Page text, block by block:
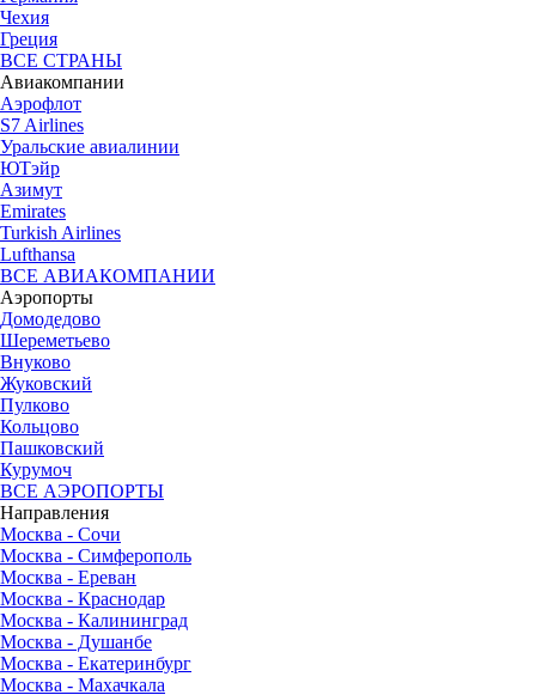
Чехия
Греция
ВСЕ СТРАНЫ
Авиакомпании
Аэрофлот
S7 Airlines
Уральские авиалинии
ЮТэйр
Азимут
Emirates
Turkish Airlines
Lufthansa
ВСЕ АВИАКОМПАНИИ
Аэропорты
Домодедово
Шереметьево
Внуково
Жуковский
Пулково
Кольцово
Пашковский
Курумоч
ВСЕ АЭРОПОРТЫ
Направления
Москва - Сочи
Москва - Симферополь
Москва - Ереван
Москва - Краснодар
Москва - Калининград
Москва - Душанбе
Москва - Екатеринбург
Москва - Махачкала